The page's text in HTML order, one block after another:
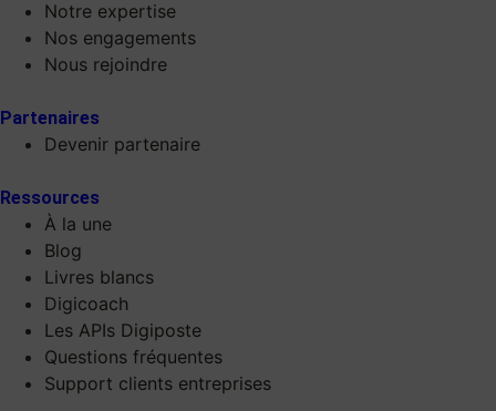
Notre expertise
Nos engagements
Nous rejoindre
Partenaires
Devenir partenaire
Ressources
À la une
Blog
Livres blancs
Digicoach
Les APIs Digiposte
Questions fréquentes
Support clients entreprises